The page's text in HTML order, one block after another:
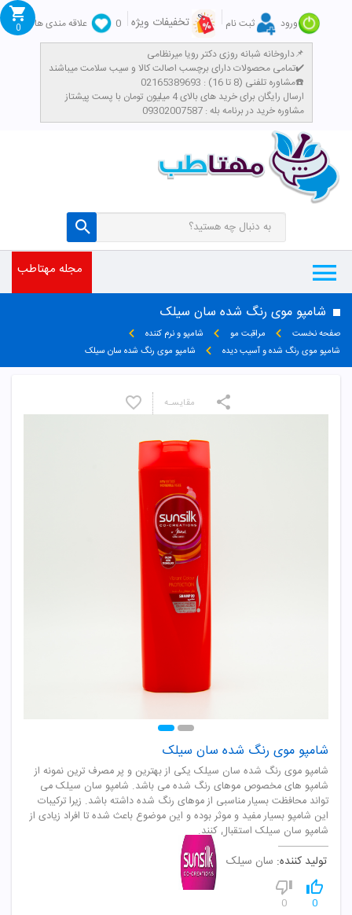
ورود ثبت نام تخفیفات ویژه 0
علاقه مندی ها
داروخانه شبانه روزی دکتر رویا میرنظامی📌
تمامی محصولات دارای برچسب اصالت کالا و سیب سلامت میباشند✔️
مشاوره تلفنی (8 تا 16) : 02165389693☎️
​ارسال رایگان برای خرید های بالای 4 میلیون تومان با پست پیشتاز
مشاوره خرید در برنامه بله : 09302007587
0
مجله مهتاطب
شامپو موی رنگ شده سان سیلک
صفحه نخست مراقبت مو
شامپو و نرم کننده
شامپو موی رنگ شده و آسیب دیده
شامپو موی رنگ شده سان سیلک
شامپو موی رنگ شده سان سیلک
شامپو موی رنگ شده سان سیلک یکی از بهترین و پر مصرف ترین نمونه از
شامپو های مخصوص موهای رنگ شده می باشد. شامپو سان سیلک می
تواند محافظت بسیار مناسبی از موهای رنگ شده داشته باشد. زیرا ترکیبات
این شامپو بسیار مفید و موثر بوده و این موضوع باعث شده تا افراد زیادی از
شامپو سان سیلک استقبال کنند.
تولید کننده: سان سیلک
0
0
مقایسـه